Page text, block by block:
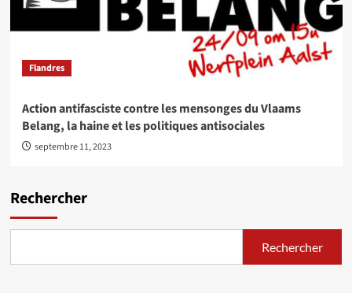
Flandres
Action antifasciste contre les mensonges du Vlaams
Belang, la haine et les politiques antisociales
septembre 11, 2023
Rechercher
Rechercher